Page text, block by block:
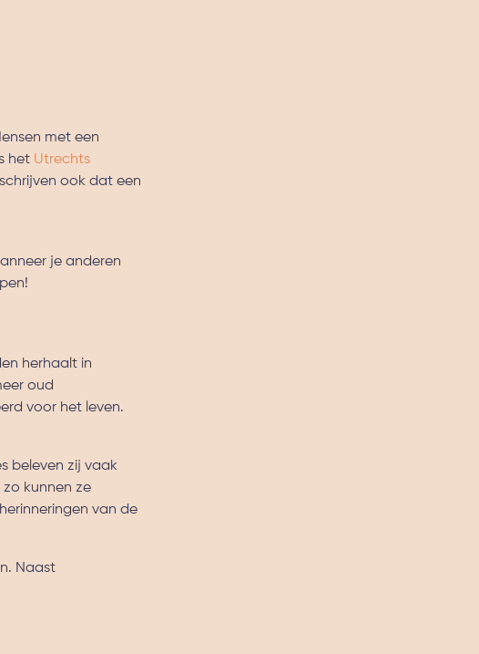
met een
het Utrechts
ook dat een
je anderen
herhaalt in
oud
voor het leven.
beleven zij vaak
kunnen ze
van de
Naast